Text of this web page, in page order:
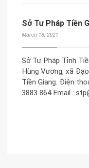
Sở Tư Pháp Tiền
March 18, 2021
Sở Tư Pháp Tỉnh
Hùng Vương, xã
Tiền Giang. Điện
3883 864 Email :